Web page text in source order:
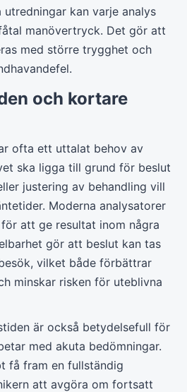
kan varje analys
manövertryck. Det gör att
med större trygghet och
och kortare
ofta ett uttalat behov av
ska ligga till grund för beslut
justering av behandling vill
Moderna analysatorer
att ge resultat inom några
gör att beslut kan tas
vilket både förbättrar
minskar risken för uteblivna
är också betydelsefull för
med akuta bedömningar.
få fram en fullständig
att avgöra om fortsatt